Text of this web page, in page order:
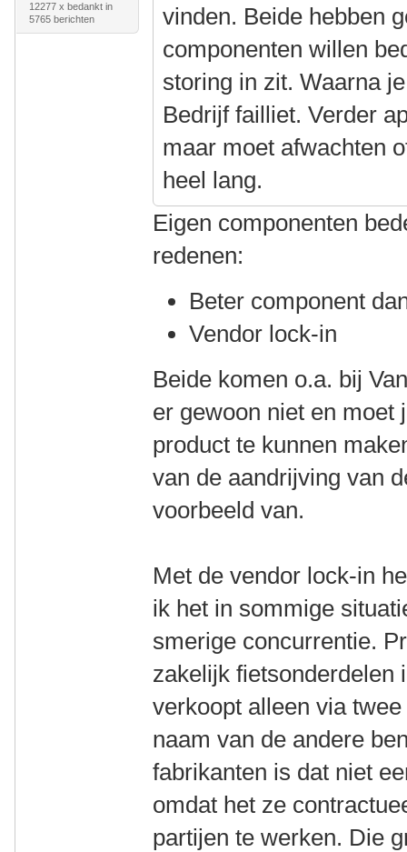
12277 x bedankt in
5765 berichten
vinden. Beide hebben
componenten willen
storing in zit. Waarna
Bedrijf failliet. Verder
maar moet afwachten
heel lang.
Eigen componenten
redenen:
Beter component
Vendor lock-in
Beide komen o.a. bij
er gewoon niet en moet
product te kunnen
van de aandrijving van
voorbeeld van.
Met de vendor lock-in
ik het in sommige
smerige concurrentie.
zakelijk fietsonderdelen
verkoopt alleen via
naam van de andere
fabrikanten is dat niet
omdat het ze
partijen te werken. Die